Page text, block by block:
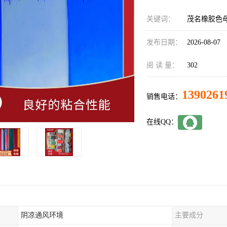
关键词： 茂名橡胶色
发布日期： 2026-08-07
阅 读 量： 302
销售电话：
在线QQ：
阴凉通风环境 主要成分